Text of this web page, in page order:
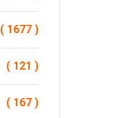
( 1677 )
( 121 )
( 167 )